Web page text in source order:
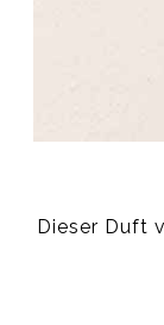
Dieser Duft